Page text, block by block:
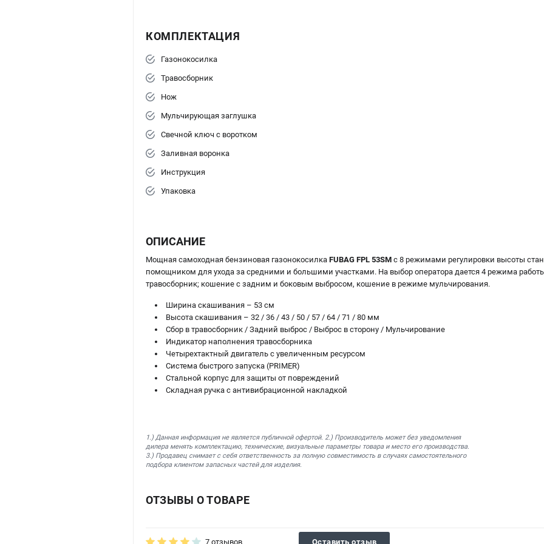
КОМПЛЕКТАЦИЯ
Газонокосилка
Травосборник
Нож
Мульчирующая заглушка
Свечной ключ с воротком
Заливная воронка
Инструкция
Упаковка
ОПИСАНИЕ
Мощная самоходная бензиновая газонокосилка FUBAG FPL 53SM с 8 режимами регулировки высоты
помощником для ухода за средними и большими участками. На выбор оператора дается 4 режима
травосборник; кошение с задним и боковым выбросом, кошение в режиме мульчирования.
Ширина скашивания – 53 см
Высота скашивания – 32 / 36 / 43 / 50 / 57 / 64 / 71 / 80 мм
Сбор в травосборник / Задний выброс / Выброс в сторону / Мульчирование
Индикатор наполнения травосборника
Четырехтактный двигатель с увеличенным ресурсом
Система быстрого запуска (PRIMER)
Стальной корпус для защиты от повреждений
Складная ручка с антивибрационной накладкой
1.) Данная информация не является публичной офертой. 2.) Производитель может без уведомления
дилера менять комплектацию, технические, визуальные параметры товара и место его производства.
3.) Продавец снимает с себя ответственность за полную совместимость в случаях самостоятельного
подбора клиентом запасных частей для изделия.
ОТЗЫВЫ О ТОВАРЕ
7 отзывов Оставить отзыв